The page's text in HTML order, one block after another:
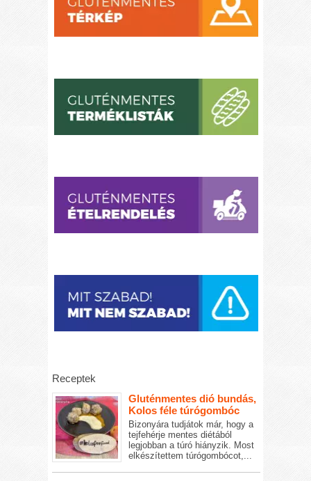
Receptek
Gluténmentes dió bundás,
Kolos féle túrógombóc
Bizonyára tudjátok már, hogy a
tejfehérje mentes diétából
legjobban a túró hiányzik. Most
elkészítettem túrógombócot,...